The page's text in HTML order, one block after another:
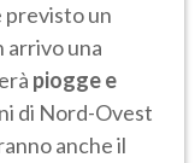
previsto un
arrivo una
piogge e
di Nord-Ovest
anche il